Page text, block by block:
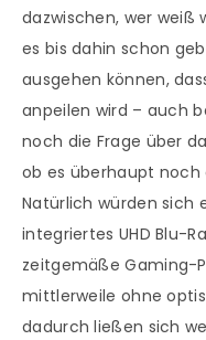
dazwischen, wer weiß
es bis dahin schon
ausgehen können,
anpeilen wird – auch
noch die Frage über
ob es überhaupt noch
Natürlich würden sich
integriertes UHD Blu-
zeitgemäße Gaming-
mittlerweile ohne
dadurch ließen sich